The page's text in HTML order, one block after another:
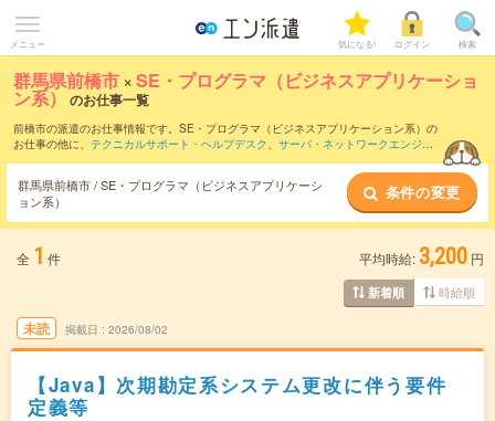
メニュー 気になる! ログイン 検索
群馬県前橋市 ×SE・プログラマ（ビジネスアプリケーショ
ン系） のお仕事一覧
前橋市の派遣のお仕事情報です。SE・プログラマ（ビジネスアプリケーション系）の
お仕事の他に、 テクニカルサポート・ヘルプデスク 、 サーバ・ネットワークエンジニ
SE・プログラマ
（ビジネスアプリケーション系）のお仕事とは？とは？
群馬県前橋市 / SE・プログラマ（ビジネスアプリケーシ
ョン系）
条件の変更
全 1 件 平均時給: 3,200 円
新着順 時給順
未読 掲載日 2026/08/02
【Java】次期勘定系システム更改に伴う要件
定義等